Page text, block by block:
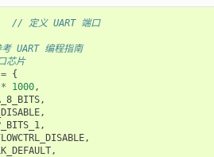
// 定义 UART 端口
UART 编程指南
芯片
= {
* 1000,
,
,
,
,
,